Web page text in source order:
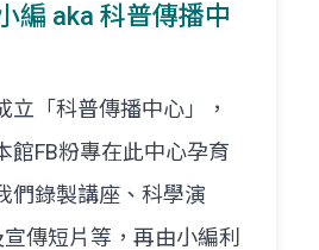
編 aka 科普傳播中
立「科普傳播中心」，
館FB粉專在此中心孕育
們錄製講座、科學演
傳短片等，再由小編利